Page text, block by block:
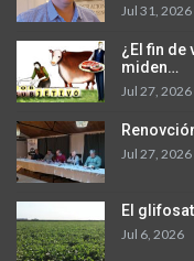
Jul 31, 2026
¿El fin de
miden…
Jul 27, 2026
Jul 27, 2026
El
Jul 6, 2026